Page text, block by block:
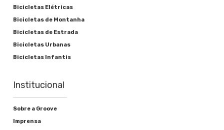
Bicicletas Elétricas
Bicicletas de Montanha
Bicicletas de Estrada
Bicicletas Urbanas
Bicicletas Infantis
Institucional
Sobre a Groove
Imprensa